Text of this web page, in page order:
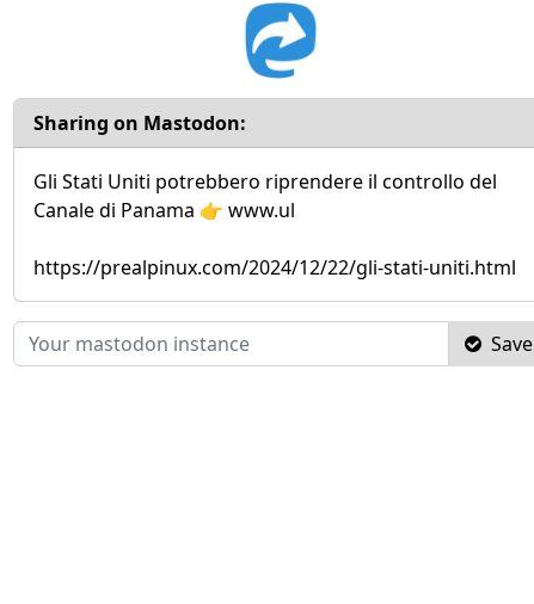
Sharing on Mastodon:
Gli Stati Uniti potrebbero riprendere il controllo del
Canale di Panama 👉 www.ul
https://prealpinux.com/2024/12/22/gli-stati-uniti.html
Save